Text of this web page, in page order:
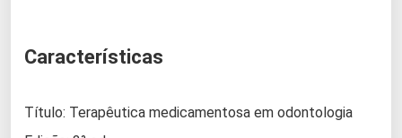
Características
Título: Terapêutica medicamentosa em odontologia